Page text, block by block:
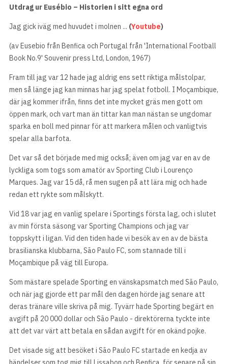
Utdrag ur Eusébio – Historien i sitt egna ord
Jag gick iväg med huvudet i molnen ... (Youtube)
(av Eusebio från Benfica och Portugal från 'International Football
Book No.9' Souvenir press Ltd, London, 1967)
Fram till jag var 12 hade jag aldrig ens sett riktiga målstolpar,
men så länge jag kan minnas har jag spelat fotboll. I Moçambique,
där jag kommer ifrån, finns det inte mycket gräs men gott om
öppen mark, och vart man än tittar kan man nästan se ungdomar
sparka en boll med pinnar för att markera målen och vanligtvis
spelar alla barfota.
Det var så det började med mig också; även om jag var en av de
lyckliga som togs som amatör av Sporting Club i Lourenço
Marques. Jag var 15 då, rå men sugen på att lära mig och hade
redan ett rykte som målskytt.
Vid 18 var jag en vanlig spelare i Sportings första lag, och i slutet
av min första säsong var Sporting Champions och jag var
toppskytt i ligan. Vid den tiden hade vi besök av en av de bästa
brasilianska klubbarna, São Paulo FC, som stannade till i
Moçambique på väg till Europa.
Som mästare spelade Sporting en vänskapsmatch med São Paulo,
och när jag gjorde ett par mål den dagen hörde jag senare att
deras tränare ville skriva på mig. Tyvärr hade Sporting begärt en
avgift på 20 000 dollar och São Paulo - direktörerna tyckte inte
att det var värt att betala en sådan avgift för en okänd pojke.
Det visade sig att besöket i São Paulo FC startade en kedja av